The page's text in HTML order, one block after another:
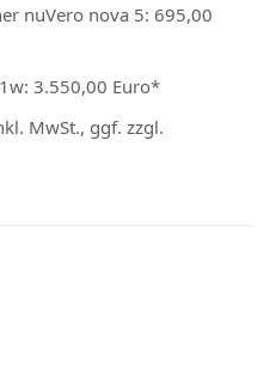
nuVero nova 5: 695,00
3.550,00 Euro*
MwSt., ggf. zzgl.